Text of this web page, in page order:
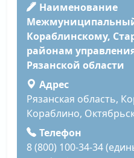
Наименование
Кораблинскому,
районам
Рязанской области
Адрес
Рязанская область,
Кораблино,
Телефон
8 (800) 100-34-34